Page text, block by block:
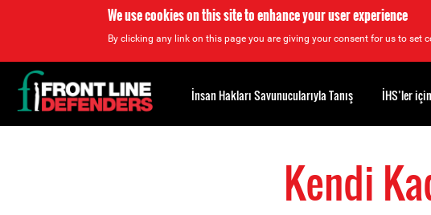
We use cookies on this site to enhance your user experience
By clicking any link on this page you are giving your consent for us to set
Kendi
Back
to
top
İnsan Hakları Savunucularıyla Tanış İHS’ler